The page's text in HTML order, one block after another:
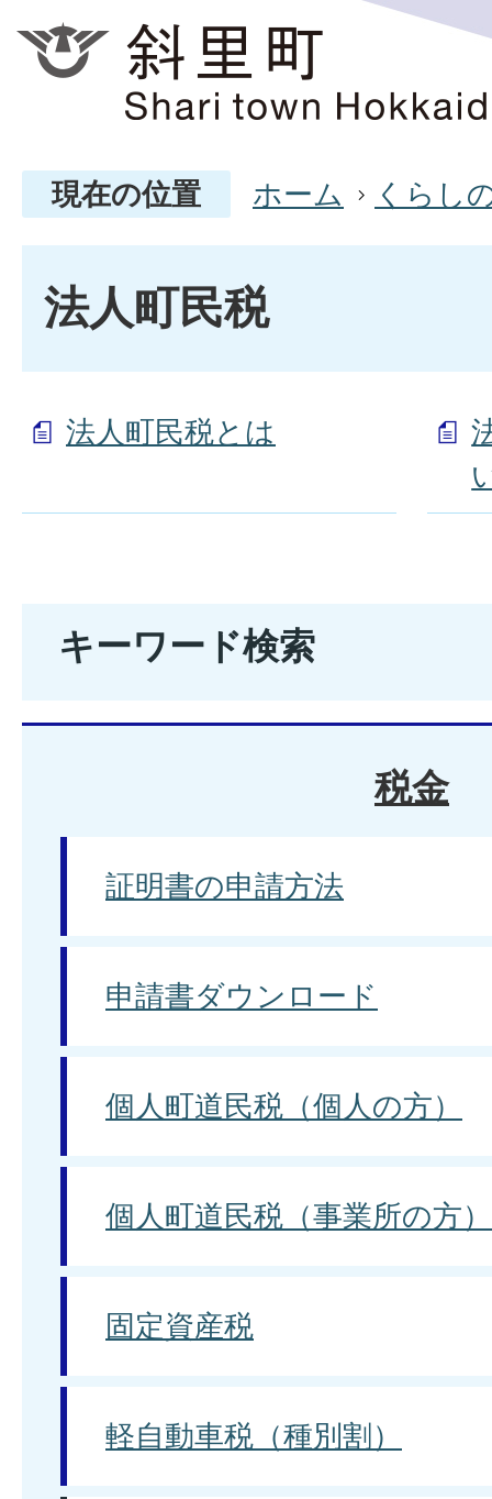
現在の位置 ホーム くらし
法人町民税
法人町民税とは
キーワード検索
税金
証明書の申請方法
申請書ダウンロード
個人町道民税（個人の方）
個人町道民税（事業所の方）
固定資産税
軽自動車税（種別割）